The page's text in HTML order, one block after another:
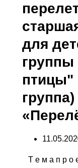
для
птицы"
Т е м а п р о